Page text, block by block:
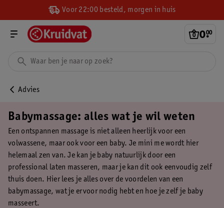
Voor 22:00 besteld, morgen in huis
0.
00
Advies
Babymassage: alles wat je wil weten
Een ontspannen massage is niet alleen heerlijk voor een
volwassene, maar ook voor een baby. Je mini me wordt hier
helemaal zen van. Je kan je baby natuurlijk door een
professional laten masseren, maar je kan dit ook eenvoudig zelf
thuis doen. Hier lees je alles over de voordelen van een
babymassage, wat je ervoor nodig hebt en hoe je zelf je baby
masseert.